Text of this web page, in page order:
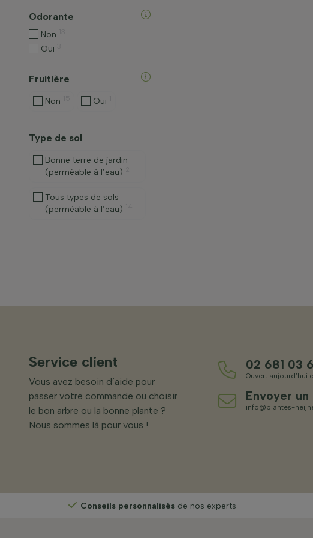
Odorante
Non
Oui
Fruitière
Non Oui
Type de sol
Bonne terre de jardin
(perméable à l’eau)
Tous types de sols
(perméable à l’eau)
Service client
Vous avez besoin d’aide pour
passer votre commande ou choisir
le bon arbre ou la bonne plante ?
Nous sommes là pour vous !
02 681 03
Ouvert aujourd’hui
Envoyer
info@plantes-
Conseils personnalisés de nos experts